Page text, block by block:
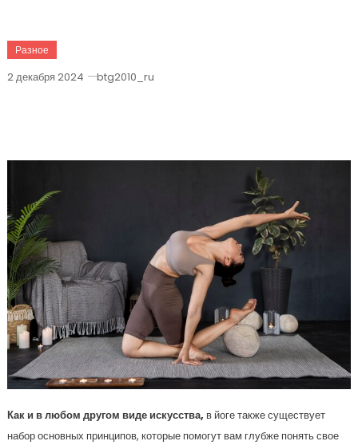
Разное
2 декабря 2024 btg2010_ru
Как и в любом другом виде искусства, в йоге также существует
набор основных принципов, которые помогут вам глубже понять свое